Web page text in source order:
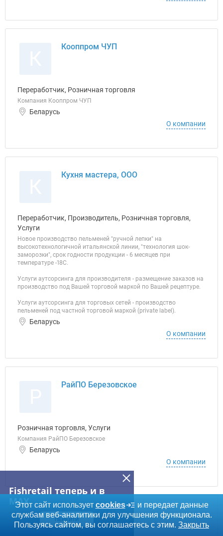
Кооппром ЧУП
Переработчик, Розничная торговля
Компания Кооппром ЧУП
Беларусь
О компании
Кухня мастера, ООО
Переработчик, Производитель, Розничная торговля,
Услуги
Новое производство пельменей "ручной лепки" на
высокотехнологичной итальянской линии, "технология шок-
заморозки", срок годности продукции - 6 месяцев при
температуре -18С.
Услуги аутсорсинга для производителя - размещение заказов на
производство под Вашей торговой маркой по Вашей рецептуре.
Услуги аутсорсинга для торговых сетей - производство
пельменей под частной торговой маркой (private label).
Беларусь
О компании
РайПО Березовское
Розничная торговля, Услуги
Компания РайПО Березовское
Беларусь
О компании
Б
Бакалея КУТП
Fishretail теперь и в
MAX
ПЕРЕЙТИ
Этот сайт использует cookies
и передает данные
службам веб-аналитики для улучшения функционала.
Пользуясь сайтом, вы соглашаетесь с этим. Закрыть